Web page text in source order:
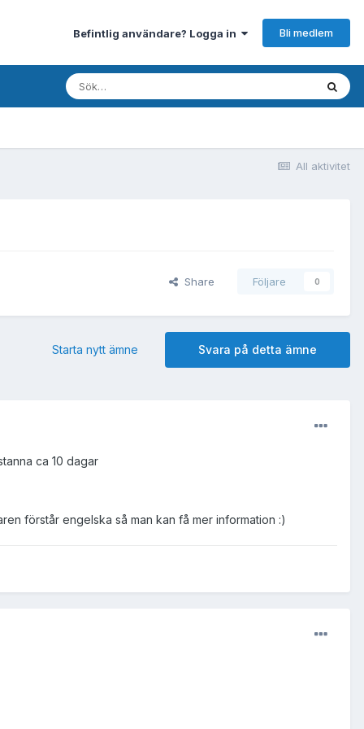
Befintlig användare? Logga in Bli medlem
All aktivitet
Share Följare 0
Svara på detta ämne
Starta nytt ämne
ca 10 dagar
förstår engelska så man kan få mer information :)